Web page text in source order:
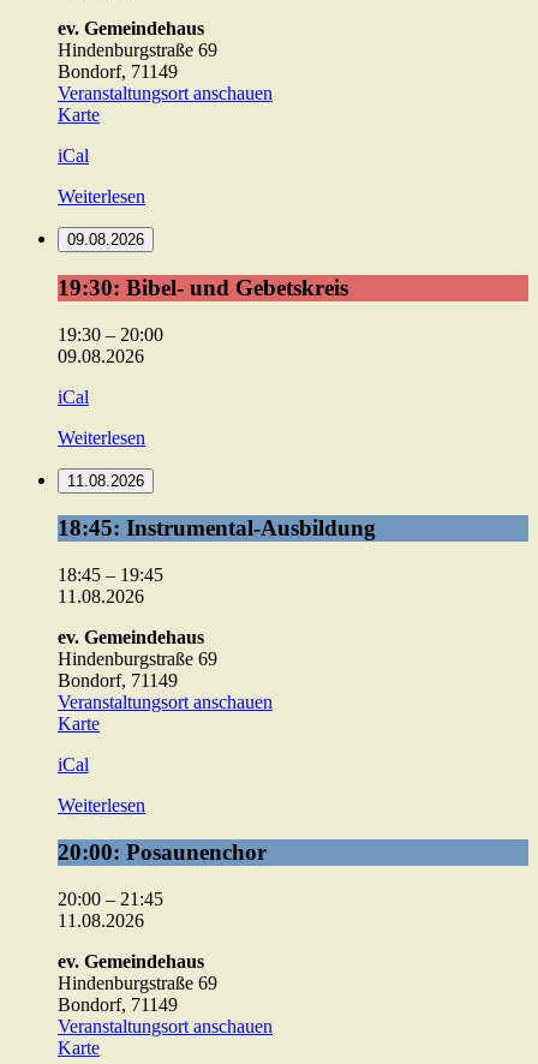
ev. Gemeindehaus
Hindenburgstraße 69
Bondorf, 71149
Veranstaltungsort anschauen
Karteev.
iCal
Weiterlesen
09.08.2026
19:30:
Bibel-
und
Gebetskreis
19:30: Bibel- und Gebetskreis
19:30 – 20:00
09.08.2026
iCal
Weiterlesen
11.08.2026
18:45:
Instrumental-
Ausbildung
18:45: Instrumental-Ausbildung
18:45 – 19:45
11.08.2026
ev. Gemeindehaus
Hindenburgstraße 69
Bondorf, 71149
Veranstaltungsort anschauen
Karteev.
iCal
Weiterlesen
20:00:
Posaunenchor
20:00: Posaunenchor
20:00 – 21:45
11.08.2026
ev. Gemeindehaus
Hindenburgstraße 69
Bondorf, 71149
Veranstaltungsort anschauen
Karteev.